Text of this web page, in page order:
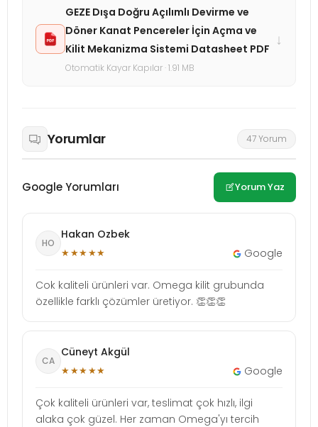
GEZE Dışa Doğru Açılımlı Devirme ve
Döner Kanat Pencereler İçin Açma ve
Kilit Mekanizma Sistemi Datasheet PDF
Otomatik Kayar Kapılar · 1.91 MB
↓
Yorumlar 47 Yorum
Google Yorumları Yorum Yaz
HO
Hakan Ozbek
★★★★★ Google
Cok kaliteli ürünleri var. Omega kilit grubunda
özellikle farklı çözümler üretiyor. 👏👏👏
CA
Cüneyt Akgül
★★★★★ Google
Çok kaliteli ürünleri var, teslimat çok hızlı, ilgi
alaka çok güzel. Her zaman Omega'yı tercih